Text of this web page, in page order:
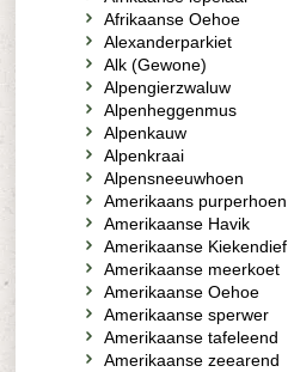
Afrikaanse Oehoe
Alexanderparkiet
Alk (Gewone)
Alpengierzwaluw
Alpenheggenmus
Alpenkauw
Alpenkraai
Alpensneeuwhoen
Amerikaans purperhoen
Amerikaanse Havik
Amerikaanse Kiekendief
Amerikaanse meerkoet
Amerikaanse Oehoe
Amerikaanse sperwer
Amerikaanse tafeleend
Amerikaanse zeearend